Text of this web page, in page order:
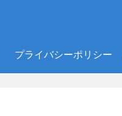
プライバシーポリシー